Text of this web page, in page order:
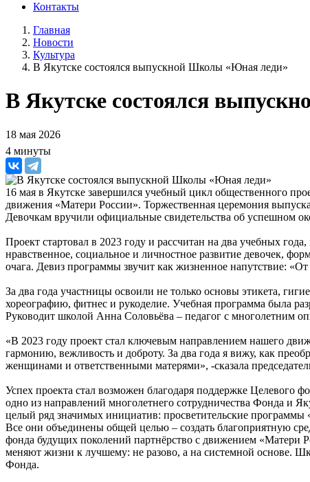
Контакты
Главная
Новости
Культура
В Якутске состоялся выпускной Школы «Юная леди»
В Якутске состоялся
18 мая 2026
4 минуты
16 мая в Якутске завершился учебный цикл общественного
движения «Матери России». Торжественная церемония
Девочкам вручили официальные свидетельства об успешном
Проект стартовал в 2023 году и рассчитан на два учебных
нравственное, социальное и личностное развитие девочек,
очага. Девиз программы звучит как жизненное напутствие:
За два года участницы освоили не только основы этикета,
хореографию, фитнес и рукоделие. Учебная программа была
Руководит школой Анна Соловьёва – педагог с многолетним
«В 2023 году проект стал ключевым направлением нашего
гармонию, вежливость и доброту. За два года я вижу, как
женщинами и ответственными матерями», -сказала
Успех проекта стал возможен благодаря поддержке
одно из направлений многолетнего сотрудничества Фонда и
целый ряд значимых инициатив: просветительские
Все они объединены общей целью – создать благоприятную
фонда будущих поколений партнёрство с движением «Матери
меняют жизни к лучшему: не разово, а на системной основе.
Фонда.